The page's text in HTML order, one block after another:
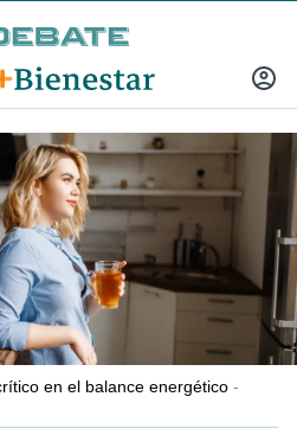
INICIAR
en el balance energético